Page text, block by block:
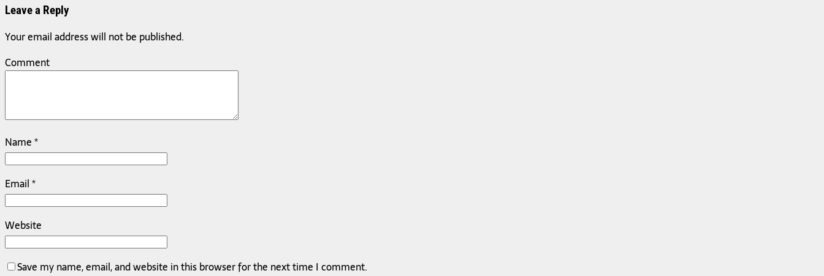
Leave a Reply
Your email address will not be published.
Comment
Name*
Email*
Website
Save my name, email, and website in this browser for the next time I comment.